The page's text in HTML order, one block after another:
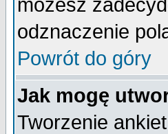
możesz
odznaczenie
Powrót do góry
Jak mogę
Tworzenie